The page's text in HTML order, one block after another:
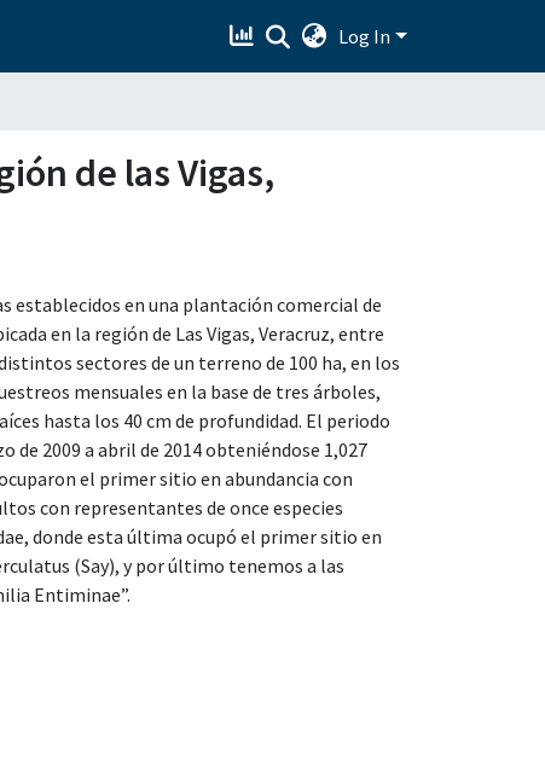
Log In
de las Vigas,
establecidos en una plantación comercial de
en la región de Las Vigas, Veracruz, entre
sectores de un terreno de 100 ha, en los
mensuales en la base de tres árboles,
hasta los 40 cm de profundidad. El periodo
de 2009 a abril de 2014 obteniéndose 1,027
el primer sitio en abundancia con
con representantes de once especies
donde esta última ocupó el primer sitio en
(Say), y por último tenemos a las
Entiminae”.